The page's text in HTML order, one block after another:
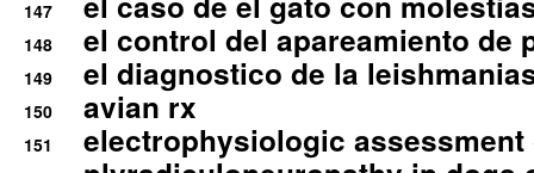
147
148 el control del apareamiento de
149 el diagnostico de la
150 avian rx
151
electrophysiologic assessment